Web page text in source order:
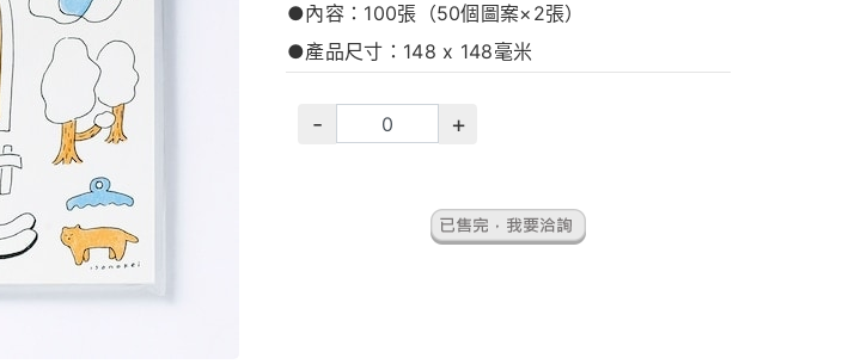
●內容：100張（50個圖案×2張）
●產品尺寸：148 x 148毫米
- +